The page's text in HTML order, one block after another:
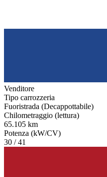
Venditore
Tipo carrozzeria
Fuoristrada (Decappottabile)
Chilometraggio (lettura)
65.105 km
Potenza (kW/CV)
30 / 41